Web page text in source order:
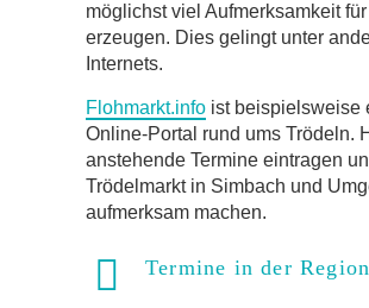
möglichst viel Aufmerksamkeit
erzeugen. Dies gelingt unter
Internets.
Flohmarkt.info ist beispielsweise
Online-Portal rund ums Trödeln.
anstehende Termine eintragen
Trödelmarkt in Simbach und
aufmerksam machen.
Termine in der